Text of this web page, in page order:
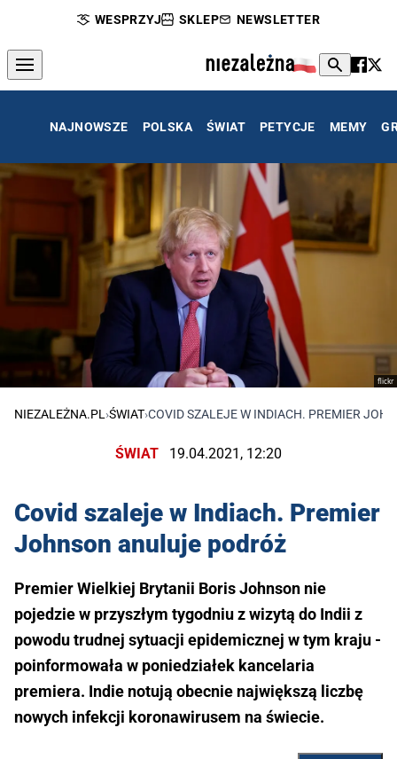
WESPRZYJ SKLEP NEWSLETTER
NAJNOWSZE POLSKA ŚWIAT PETYCJE MEMY
flickr
NIEZALEŻNA.PL ›ŚWIAT›COVID SZALEJE W INDIACH. PREMIER
ŚWIAT 19.04.2021, 12:20
Covid szaleje w Indiach. Premier
Johnson anuluje podróż
Premier Wielkiej Brytanii Boris Johnson nie
pojedzie w przyszłym tygodniu z wizytą do Indii z
powodu trudnej sytuacji epidemicznej w tym kraju -
poinformowała w poniedziałek kancelaria
premiera. Indie notują obecnie największą liczbę
nowych infekcji koronawirusem na świecie.